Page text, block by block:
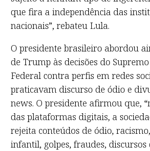
que fira a independência das
nacionais”, rebateu Lula.
O presidente brasileiro abordou
de Trump às decisões do
Federal contra perfis em redes
praticavam discurso de ódio e
news. O presidente afirmou que,
das plataformas digitais, a
rejeita conteúdos de ódio,
infantil, golpes, fraudes, discursos